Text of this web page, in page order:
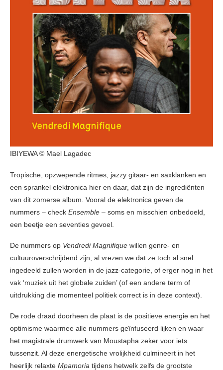
IBIYEWA © Mael Lagadec
Tropische, opzwepende ritmes, jazzy gitaar- en saxklanken en
een sprankel elektronica hier en daar, dat zijn de ingrediënten
van dit zomerse album. Vooral de elektronica geven de
nummers – check Ensemble – soms en misschien onbedoeld,
een beetje een seventies gevoel.
De nummers op Vendredi Magnifique willen genre- en
cultuuroverschrijdend zijn, al vrezen we dat ze toch al snel
ingedeeld zullen worden in de jazz-categorie, of erger nog in het
vak ‘muziek uit het globale zuiden’ (of een andere term of
uitdrukking die momenteel politiek correct is in deze context).
De rode draad doorheen de plaat is de positieve energie en het
optimisme waarmee alle nummers geïnfuseerd lijken en waar
het magistrale drumwerk van Moustapha zeker voor iets
tussenzit. Al deze energetische vrolijkheid culmineert in het
heerlijk relaxte Mpamoria tijdens hetwelk zelfs de grootste